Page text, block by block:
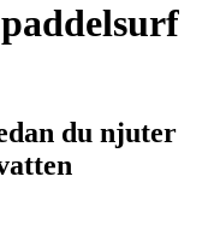
du njuter